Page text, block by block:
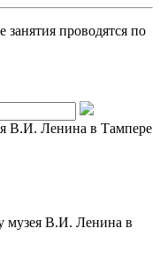
проводятся по
В.И. Ленина в Тампере
музея В.И. Ленина в